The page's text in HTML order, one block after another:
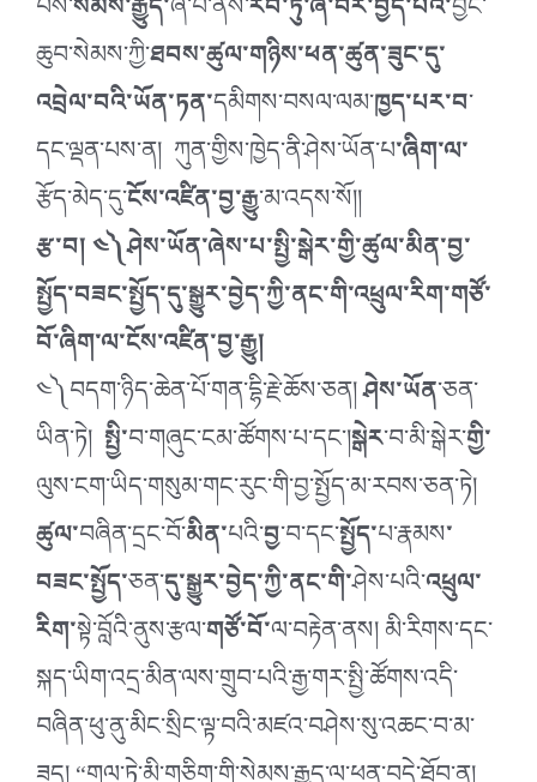
ཆུབ་སེམས་ཀྱི་ཐབས་ཚུལ་གཉིས་ཕན་ཚུན་ཟུང་དུ་
འབྲེལ་བའི་ཡོན་ཏན་དམིགས་བསལ་ལམ་ཁྱད་པར་བ་
དང་ལྡན་པས་ན། ཀུན་གྱིས་ཁྱེད་ནི་ཤེས་ཡོན་པ་ཞིག་ལ་
རྩོད་མེད་དུ་ངོས་འཛིན་བྱ་རྒྱུ་མ་འདས་སོ།།
རྩ་བ། ༤༽ཤེས་ཡོན་ཞེས་པ་སྤྱི་སྒེར་གྱི་ཚུལ་མིན་བྱ་
སྤྱོད་བཟང་སྤྱོད་དུ་སྒྱུར་བྱེད་ཀྱི་ནང་གི་འཕྲུལ་རིག་གཙོ་
བོ་ཞིག་ལ་ངོས་འཛིན་བྱ་རྒྱུ།
༤༽བདག་ཉིད་ཆེན་པོ་གན་དྷི་རྗེ་ཆོས་ཅན།ཤེས་ཡོན་ཅན་
ཡིན་ཏེ།སྤྱི་བ་གཞུང་ངམ་ཚོགས་པ་དང་།སྒེར་བ་མི་སྒེར་གྱི་
ལུས་ངག་ཡིད་གསུམ་གང་རུང་གི་བྱ་སྤྱོད་མ་རབས་ཅན་ཏེ།
ཚུལ་བཞིན་དྲང་བོ་མིན་པའི་བྱ་བ་དང་སྤྱོད་པ་རྣམས་
བཟང་སྤྱོད་ཅན་དུ་སྒྱུར་བྱེད་ཀྱི་ནང་གི་ཤེས་པའི་འཕྲུལ་
རིག་སྟེ་བློའི་ནུས་རྩལ་གཙོ་བོ་ལ་བརྟེན་ནས། མི་རིགས་དང་
སྐད་ཡིག་འདྲ་མིན་ལས་གྲུབ་པའི་རྒྱ་གར་སྤྱི་ཚོགས་འདི་
བཞིན་ཕུ་ནུ་མིང་སྲིང་ལྟ་བའི་མཛའ་བཤེས་སུ་འཆང་བ་མ་